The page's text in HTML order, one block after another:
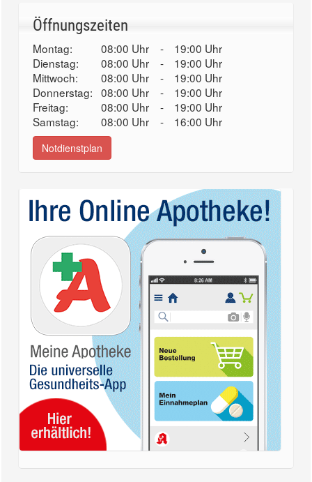
Öffnungszeiten
Montag: 08:00 Uhr -
19:00 Uhr
Dienstag:
08:00 Uhr -
19:00 Uhr
Mittwoch:
08:00 Uhr -
19:00 Uhr
Donnerstag: 08:00 Uhr -
19:00 Uhr
Freitag:
08:00 Uhr -
19:00 Uhr
Samstag:
08:00 Uhr - 16:00 Uhr
Notdienstplan